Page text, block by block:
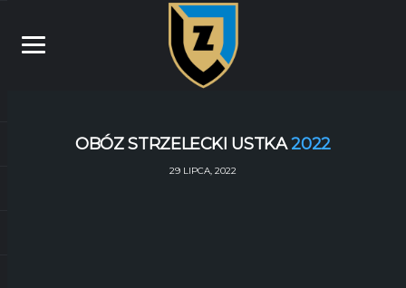
OBÓZ STRZELECKI USTKA2022
29 LIPCA, 2022